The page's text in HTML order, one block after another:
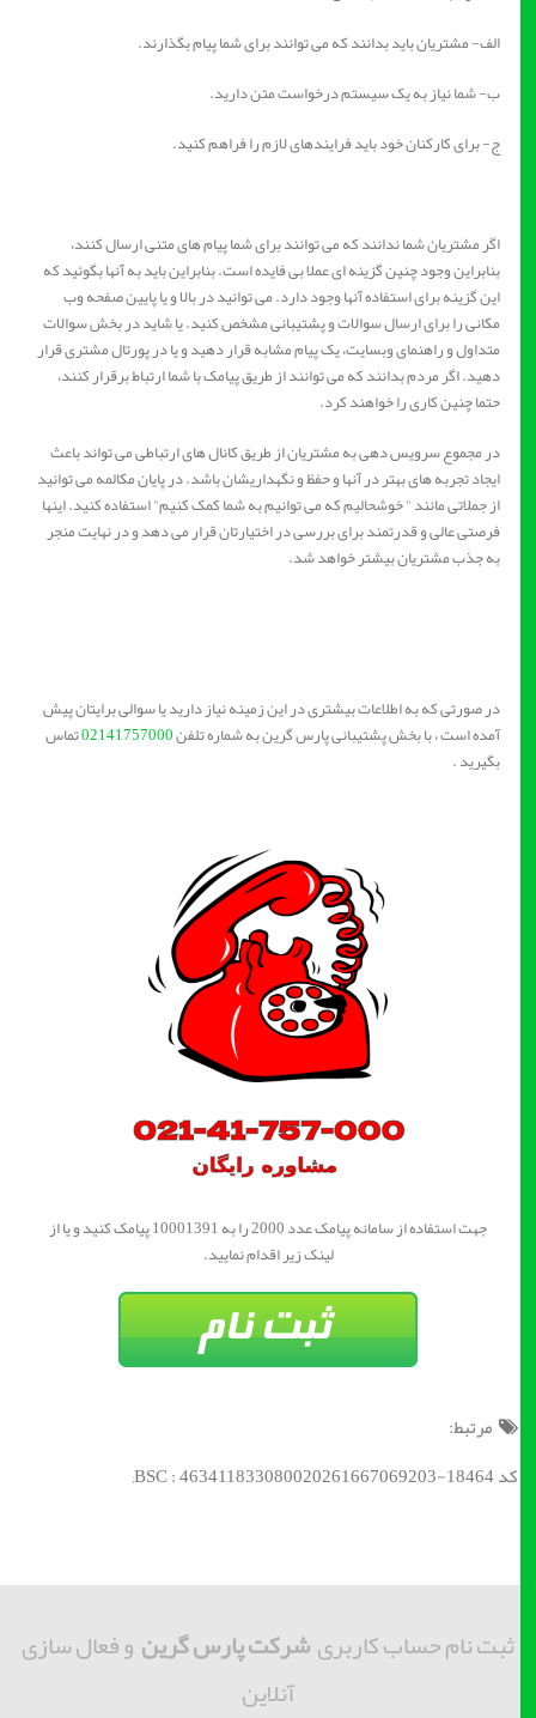
الف- مشتریان باید بدانند که می توانند برای شما پیام بگذارند.
ب- شما نیاز به یک سیستم درخواست متن دارید.
ج- برای کارکنان خود باید فرایندهای لازم را فراهم کنید.
اگر مشتریان شما ندانند که می توانند برای شما پیام های متنی ارسال کنند،
بنابراین وجود چنین گزینه ای عملا بی فایده است. بنابراین باید به آنها بگوئید که
این گزینه برای استفاده آنها وجود دارد. می توانید در بالا و یا پایین صفحه وب
مکانی را برای ارسال سوالات و پشتیبانی مشخص کنید. یا شاید در بخش سوالات
متداول و راهنمای وبسایت، یک پیام مشابه قرار دهید و یا در پورتال مشتری قرار
دهید. اگر مردم بدانند که می توانند از طریق پیامک با شما ارتباط برقرار کنند،
حتما چنین کاری را خواهند کرد.
در مجموع سرویس دهی به مشتریان از طریق کانال های ارتباطی می تواند باعث
ایجاد تجربه های بهتر در آنها و حفظ و نگهداریشان باشد. در پایان مکالمه می توانید
از جملاتی مانند " خوشحالیم که می توانیم به شما کمک کنیم" استفاده کنید. اینها
فرصتی عالی و قدرتمند برای بررسی در اختیارتان قرار می دهد و در نهایت منجر
به جذب مشتریان بیشتر خواهد شد.
در صورتی که به اطلاعات بیشتری در این زمینه نیاز دارید یا سوالی برایتان پیش
آمده است ، با بخش پشتیبانی پارس گرین به شماره تلفن02141757000تماس
بگیرید .
جهت استفاده از سامانه پیامک عدد 2000 را به 10001391 پیامک کنید و یا از
لینک زیر اقدام نمایید.
مرتبط:
کد BSC : 463411833080020261667069203-18464;
ثبت نام حساب کاربریشرکت پارس گرینو فعال سازی
آنلاین